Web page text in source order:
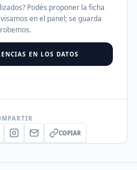
Podés proponer la ficha
en el panel; se guarda
EN LOS DATOS
COPIAR